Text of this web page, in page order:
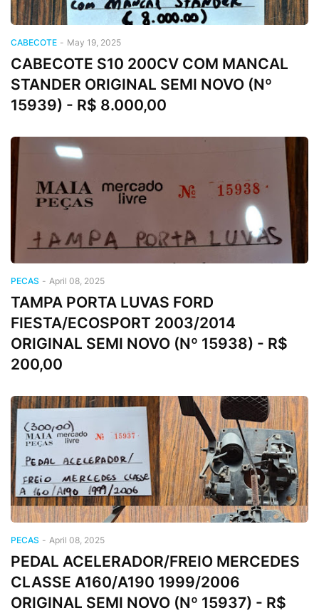
CABECOTE - May 19, 2025
CABECOTE S10 200CV COM MANCAL
STANDER ORIGINAL SEMI NOVO (Nº
15939) - R$ 8.000,00
PECAS - April 08, 2025
TAMPA PORTA LUVAS FORD
FIESTA/ECOSPORT 2003/2014
ORIGINAL SEMI NOVO (Nº 15938) - R$
200,00
PECAS - April 08, 2025
PEDAL ACELERADOR/FREIO MERCEDES
CLASSE A160/A190 1999/2006
ORIGINAL SEMI NOVO (Nº 15937) - R$